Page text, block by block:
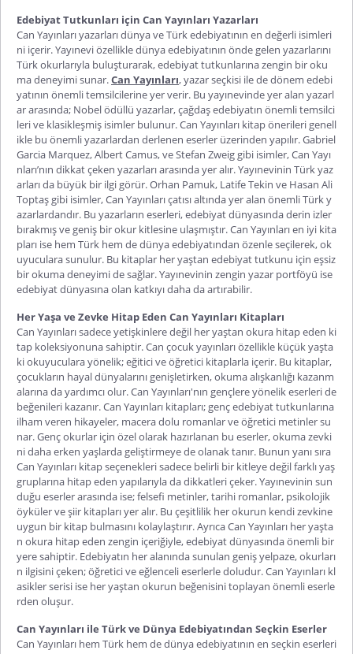
Edebiyat Tutkunları için Can Yayınları Yazarları
Can Yayınları yazarlarıdünya ve Türk edebiyatının en değerli isimleri
ni içerir. Yayınevi özellikle dünya edebiyatının önde gelen yazarlarını
Türk okurlarıyla buluşturarak, edebiyat tutkunlarına zengin bir oku
ma deneyimi sunar.Can Yayınları, yazar seçkisi ile de dönem edebi
yatının önemli temsilcilerine yer verir. Bu yayınevinde yer alan yazarl
ar arasında; Nobel ödüllü yazarlar, çağdaş edebiyatın önemli temsilci
leri ve klasikleşmiş isimler bulunur.Can Yayınları kitap önerileri genell
ikle bu önemli yazarlardan derlenen eserler üzerinden yapılır. Gabriel
Garcia Marquez, Albert Camus, ve Stefan Zweig gibi isimler, Can Yayı
nları’nın dikkat çeken yazarları arasında yer alır. Yayınevinin Türk yaz
arları da büyük bir ilgi görür. Orhan Pamuk, Latife Tekin ve Hasan Ali
Toptaş gibi isimler, Can Yayınları çatısı altında yer alan önemli Türk y
azarlardandır. Bu yazarların eserleri, edebiyat dünyasında derin izler
bırakmış ve geniş bir okur kitlesine ulaşmıştır.Can Yayınları en iyi kita
pları ise hem Türk hem de dünya edebiyatından özenle seçilerek, ok
uyuculara sunulur. Bu kitaplar her yaştan edebiyat tutkunu için eşsiz
bir okuma deneyimi de sağlar. Yayınevinin zengin yazar portföyü ise
edebiyat dünyasına olan katkıyı daha da artırabilir.
Her Yaşa ve Zevke Hitap Eden Can Yayınları Kitapları
Can Yayınları sadece yetişkinlere değil her yaştan okura hitap eden ki
tap koleksiyonuna sahiptir.Can çocuk yayınlarıözellikle küçük yaşta
ki okuyuculara yönelik; eğitici ve öğretici kitaplarla içerir. Bu kitaplar,
çocukların hayal dünyalarını genişletirken, okuma alışkanlığı kazanm
alarına da yardımcı olur. Can Yayınları'nın gençlere yönelik eserleri de
beğenileri kazanır.Can Yayınları kitapları; genç edebiyat tutkunlarına
ilham veren hikayeler, macera dolu romanlar ve öğretici metinler su
nar. Genç okurlar için özel olarak hazırlanan bu eserler, okuma zevki
ni daha erken yaşlarda geliştirmeye de olanaktanır. Bunun yanı sıra
Can Yayınları kitap seçenekleri sadece belirli bir kitleye değil farklı yaş
gruplarına hitap eden yapılarıyla da dikkatleri çeker. Yayınevinin sun
duğu eserler arasında ise; felsefi metinler, tarihi romanlar, psikolojik
öyküler ve şiir kitapları yer alır. Bu çeşitlilik her okurun kendi zevkine
uygun bir kitap bulmasını kolaylaştırır. Ayrıca Can Yayınları her yaşta
n okura hitap eden zengin içeriğiyle, edebiyat dünyasında önemli bir
yere sahiptir. Edebiyatın her alanında sunulan geniş yelpaze, okurları
n ilgisini çeken; öğretici ve eğlenceli eserlerle doludur.Can Yayınları kl
asiklerserisi ise her yaştan okurun beğenisini toplayan önemli eserle
rden oluşur.
Can Yayınları ile Türk ve Dünya Edebiyatından Seçkin Eserler
Can Yayınları hem Türk hem de dünya edebiyatının en seçkin eserleri